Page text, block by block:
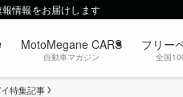
情報をお届けします
MotoMegane CARS
自動車マガジン
フリー
全国
特集記事